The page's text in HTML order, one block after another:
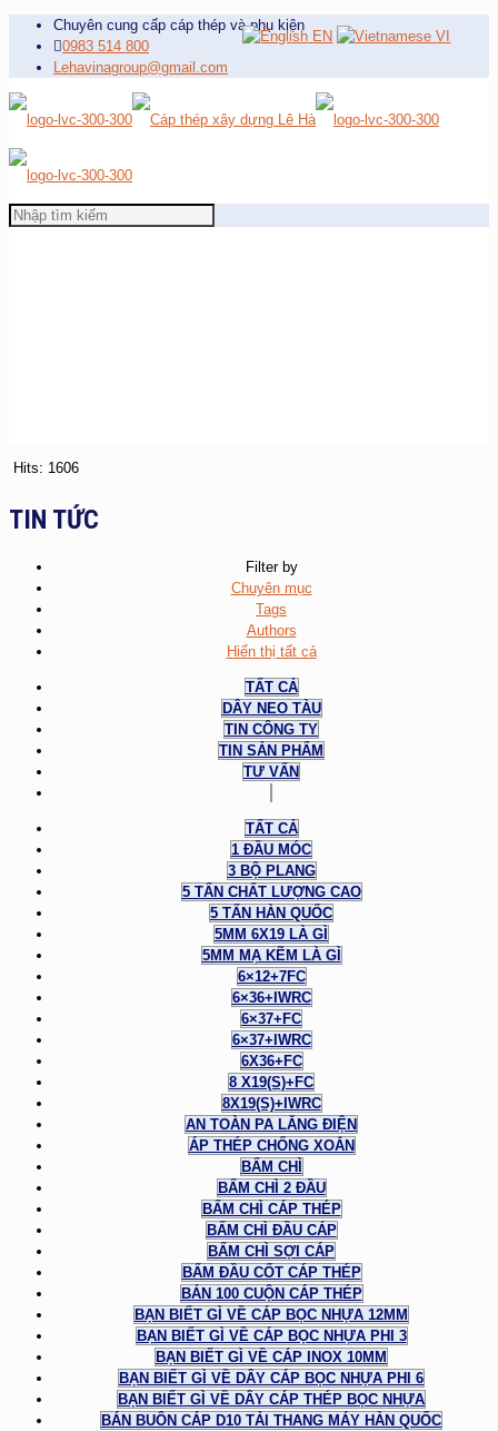
Chuyên cung cấp cáp thép và phụ kiện
0983 514 800
Lehavinagroup@gmail.com
Hits: 1606
TIN TỨC
Filter by
Chuyên mục
Tags
Authors
Hiển thị tất cả
TẤT CẢ
DÂY NEO TÀU
TIN CÔNG TY
TIN SẢN PHẨM
TƯ VẤN
TẤT CẢ
1 ĐẦU MÓC
3 BỘ PLANG
5 TẤN CHẤT LƯỢNG CAO
5 TẤN HÀN QUỐC
5MM 6X19 LÀ GÌ
5MM MẠ KẼM LÀ GÌ
6×12+7FC
6×36+IWRC
6×37+FC
6×37+IWRC
6X36+FC
8 X19(S)+FC
8X19(S)+IWRC
AN TOÀN PA LĂNG ĐIỆN
ÁP THÉP CHỐNG XOẮN
BẤM CHÌ
BẤM CHÌ 2 ĐẦU
BẤM CHÌ CÁP THÉP
BẤM CHÌ ĐẦU CÁP
BẤM CHÌ SỢI CÁP
BẤM ĐẦU CỐT CÁP THÉP
BÁN 100 CUỘN CÁP THÉP
BẠN BIẾT GÌ VỀ CÁP BỌC NHỰA 12MM
BẠN BIẾT GÌ VỀ CÁP BỌC NHỰA PHI 3
BẠN BIẾT GÌ VỀ CÁP INOX 10MM
BẠN BIẾT GÌ VỀ DÂY CÁP BỌC NHỰA PHI 6
BẠN BIẾT GÌ VỀ DÂY CÁP THÉP BỌC NHỰA
BÁN BUÔN CÁP D10 TẢI THANG MÁY HÀN QUỐC
EN VI